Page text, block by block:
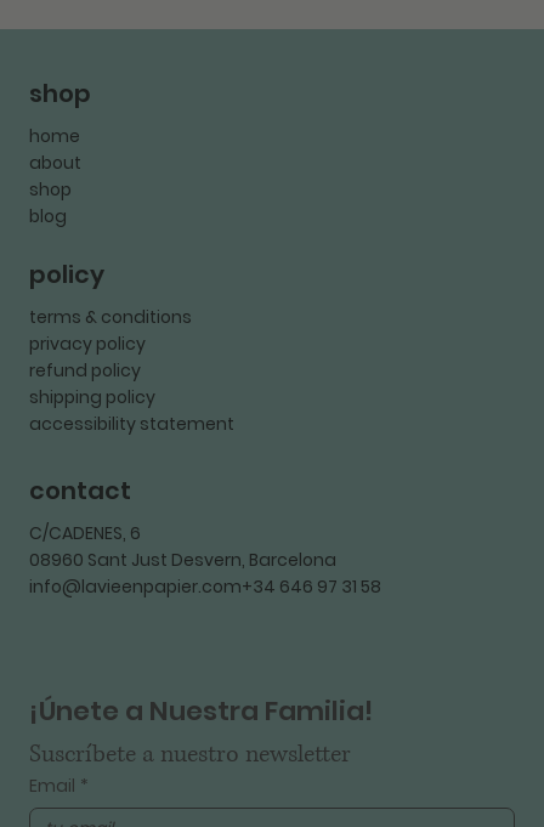
shop
home
about
shop
blog
policy
terms & conditions
privacy policy
refund policy
shipping policy
accessibility statement
contact
C/CADENES, 6
08960 Sant Just Desvern, Barcelona
info@lavieenpapier.com+34 646 97 31 58
¡Únete a Nuestra Familia!
Suscríbete a nuestro newsletter
Email *